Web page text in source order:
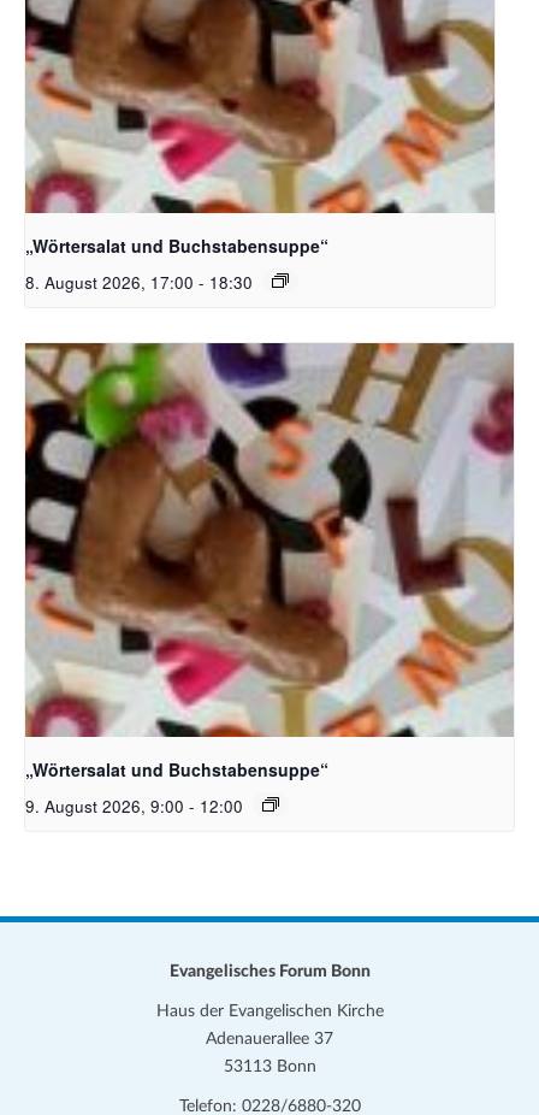
Bildquelle_ Pixabay Free_Christoph Meinersmann
„Wörtersalat und Buchstabensuppe“
8. August 2026, 17:00 - 18:30
Bildquelle_ Pixabay Free_Christoph Meinersmann
„Wörtersalat und Buchstabensuppe“
9. August 2026, 9:00 - 12:00
Evangelisches Forum Bonn
Haus der Evangelischen Kirche
Adenauerallee 37
53113 Bonn
Telefon: 0228/6880-320